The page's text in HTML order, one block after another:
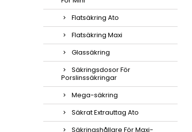
Flatsäkring Ato
Flatsäkring Maxi
Glassäkring
Säkringsdosor För
Porslinssäkringar
Mega-säkring
Säkrat Extrauttag Ato
Säkringshållare För Maxi-